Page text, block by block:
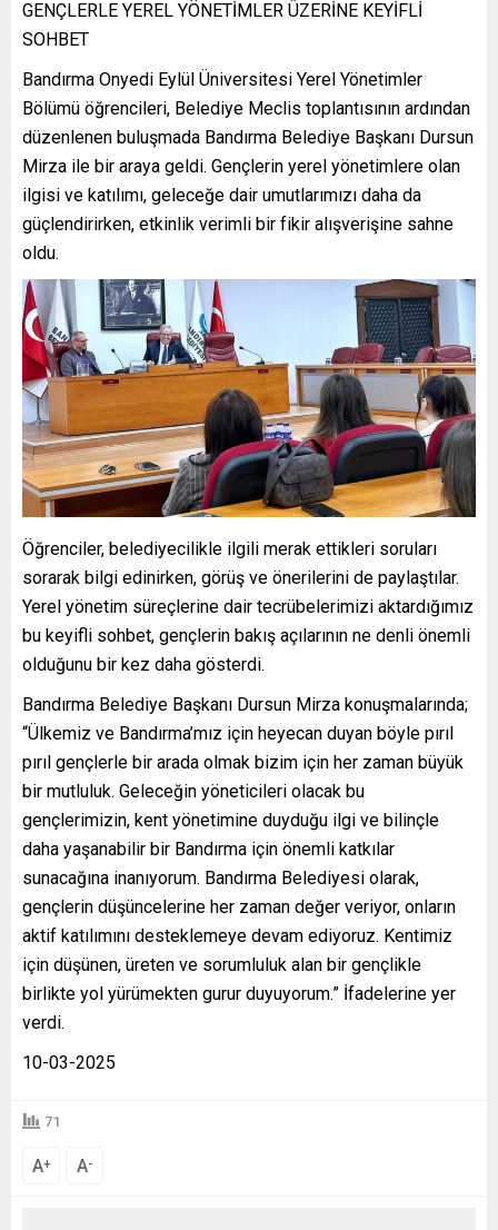
GENÇLERLE YEREL YÖNETİMLER ÜZERİNE KEYİFLİ
SOHBET
Bandırma Onyedi Eylül Üniversitesi Yerel Yönetimler
Bölümü öğrencileri, Belediye Meclis toplantısının ardından
düzenlenen buluşmada Bandırma Belediye Başkanı Dursun
Mirza ile bir araya geldi. Gençlerin yerel yönetimlere olan
ilgisi ve katılımı, geleceğe dair umutlarımızı daha da
güçlendirirken, etkinlik verimli bir fikir alışverişine sahne
oldu.
Öğrenciler, belediyecilikle ilgili merak ettikleri soruları
sorarak bilgi edinirken, görüş ve önerilerini de paylaştılar.
Yerel yönetim süreçlerine dair tecrübelerimizi aktardığımız
bu keyifli sohbet, gençlerin bakış açılarının ne denli önemli
olduğunu bir kez daha gösterdi.
Bandırma Belediye Başkanı Dursun Mirza konuşmalarında;
“Ülkemiz ve Bandırma’mız için heyecan duyan böyle pırıl
pırıl gençlerle bir arada olmak bizim için her zaman büyük
bir mutluluk. Geleceğin yöneticileri olacak bu
gençlerimizin, kent yönetimine duyduğu ilgi ve bilinçle
daha yaşanabilir bir Bandırma için önemli katkılar
sunacağına inanıyorum. Bandırma Belediyesi olarak,
gençlerin düşüncelerine her zaman değer veriyor, onların
aktif katılımını desteklemeye devam ediyoruz. Kentimiz
için düşünen, üreten ve sorumluluk alan bir gençlikle
birlikte yol yürümekten gurur duyuyorum.” İfadelerine yer
verdi.
10-03-2025
71
A+ A-